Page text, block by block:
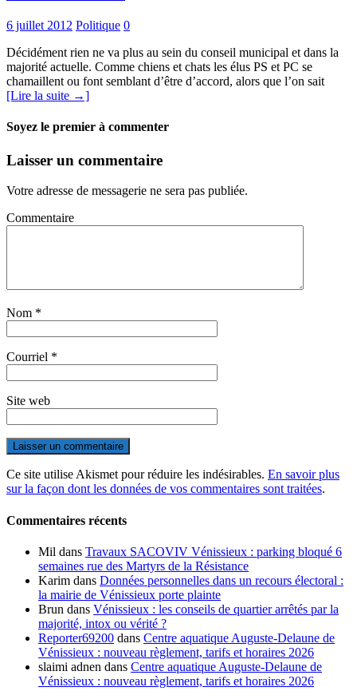
6 juillet 2012 Politique 0
Décidément rien ne va plus au sein du conseil municipal et dans la
majorité actuelle. Comme chiens et chats les élus PS et PC se
chamaillent ou font semblant d’être d’accord, alors que l’on sait
[Lire la suite →]
Soyez le premier à commenter
Laisser un commentaire
Votre adresse de messagerie ne sera pas publiée.
Commentaire
Nom *
Courriel *
Site web
Ce site utilise Akismet pour réduire les indésirables. En savoir plus
sur la façon dont les données de vos commentaires sont traitées.
Commentaires récents
Mil dans Travaux SACOVIV Vénissieux : parking bloqué 6
semaines rue des Martyrs de la Résistance
Karim dans Données personnelles dans un recours électoral :
la mairie de Vénissieux porte plainte
Brun dans Vénissieux : les conseils de quartier arrêtés par la
majorité, intox ou vérité ?
Reporter69200 dans Centre aquatique Auguste-Delaune de
Vénissieux : nouveau règlement, tarifs et horaires 2026
slaimi adnen dans Centre aquatique Auguste-Delaune de
Vénissieux : nouveau règlement, tarifs et horaires 2026